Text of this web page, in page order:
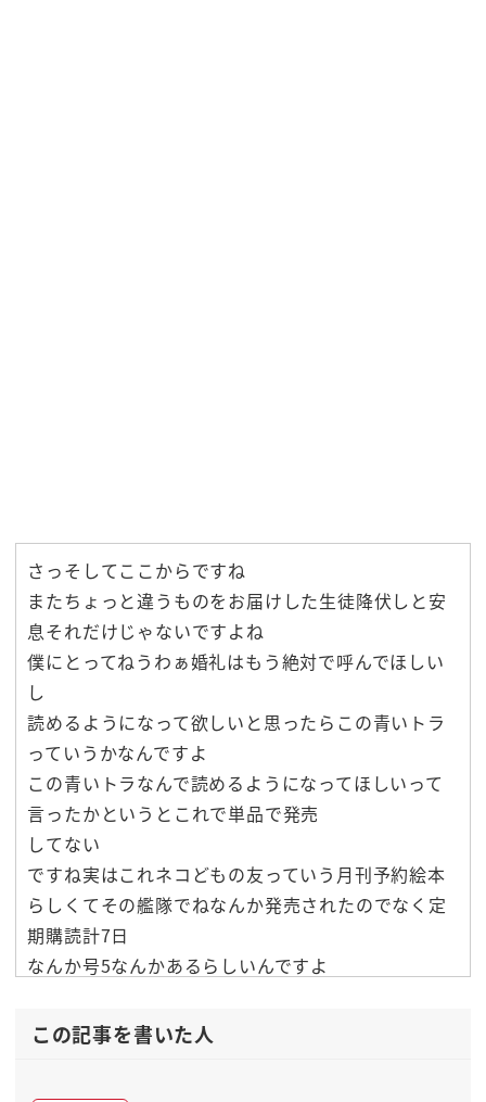
さっそしてここからですね
またちょっと違うものをお届けした生徒降伏しと安
息それだけじゃないですよね
僕にとってねうわぁ婚礼はもう絶対で呼んでほしい
し
読めるようになって欲しいと思ったらこの青いトラ
っていうかなんですよ
この青いトラなんで読めるようになってほしいって
言ったかというとこれで単品で発売
してない
ですね実はこれネコどもの友っていう月刊予約絵本
らしくてその艦隊でねなんか発売されたのでなく定
期購読計7日
なんか号5なんかあるらしいんですよ
てですね
この記事を書いた人